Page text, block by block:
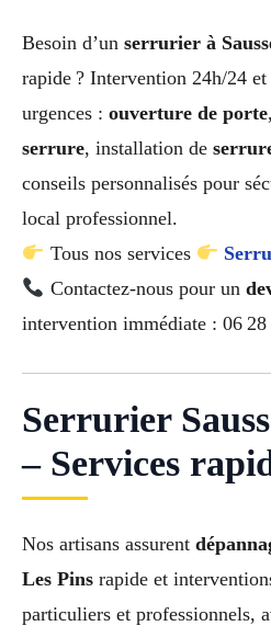
Besoin d’un serrurier à
rapide ? Intervention 24h/24
urgences : ouverture de porte,
serrure, installation de
conseils personnalisés pour
local professionnel.
Tous nos services
Contactez-nous pour un
intervention immédiate : 06 28
Serrurier
– Services
Nos artisans assurent
Les Pins rapide et
particuliers et professionnels,